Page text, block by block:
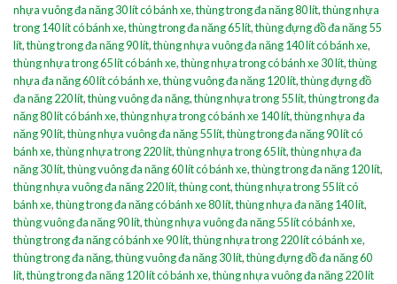
nhựa vuông đa năng 30 lít có bánh xe,thùng trong đa năng 80 lít,thùng nhựa
trong 140 lít có bánh xe,thùng trong đa năng 65 lít,thùng đựng đồ đa năng 55
lít,thùng trong đa năng 90 lít,thùng nhựa vuông đa năng 140 lít có bánh xe,
thùng nhựa trong 65 lít có bánh xe,thùng nhựa trong có bánh xe 30 lít,thùng
nhựa đa năng 60 lít có bánh xe,thùng vuông đa năng 120 lít,thùng đựng đồ
đa năng 220 lít,thùng vuông đa năng,thùng nhựa trong 55 lít,thùng trong đa
năng 80 lít có bánh xe,thùng nhựa trong có bánh xe 140 lít,thùng nhựa đa
năng 90 lít,thùng nhựa vuông đa năng 55 lít,thùng trong đa năng 90 lít có
bánh xe,thùng nhựa trong 220 lít,thùng nhựa trong 65 lít,thùng nhựa đa
năng 30 lít,thùng vuông đa năng 60 lít có bánh xe,thùng trong đa năng 120 lít,
thùng nhựa vuông đa năng 220 lít,thùng cont,thùng nhựa trong 55 lít có
bánh xe,thùng trong đa năng có bánh xe 80 lít,thùng nhựa đa năng 140 lít,
thùng vuông đa năng 90 lít,thùng nhựa vuông đa năng 55 lít có bánh xe,
thùng trong đa năng có bánh xe 90 lít,thùng nhựa trong 220 lít có bánh xe,
thùng trong đa năng,thùng vuông đa năng 30 lít,thùng đựng đồ đa năng 60
lít,thùng trong đa năng 120 lít có bánh xe,thùng nhựa vuông đa năng 220 lít